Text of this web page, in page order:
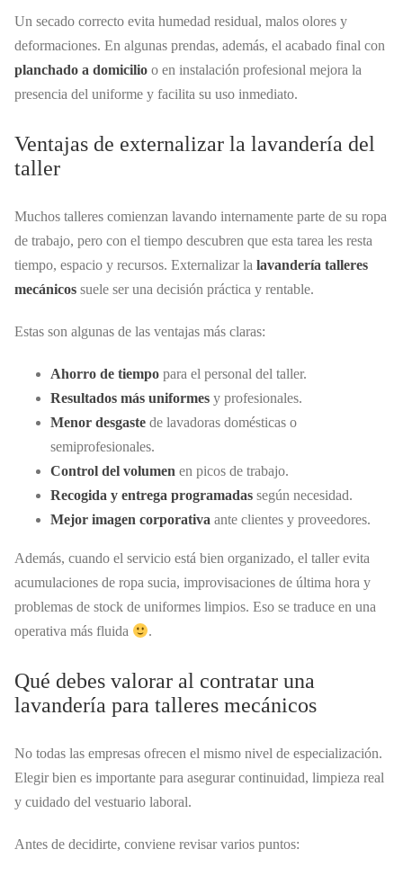
Un secado correcto evita humedad residual, malos olores y
deformaciones. En algunas prendas, además, el acabado final con
planchado a domicilio o en instalación profesional mejora la
presencia del uniforme y facilita su uso inmediato.
Ventajas de externalizar la lavandería del
taller
Muchos talleres comienzan lavando internamente parte de su ropa
de trabajo, pero con el tiempo descubren que esta tarea les resta
tiempo, espacio y recursos. Externalizar la lavandería talleres
mecánicos suele ser una decisión práctica y rentable.
Estas son algunas de las ventajas más claras:
Ahorro de tiempo para el personal del taller.
Resultados más uniformes y profesionales.
Menor desgaste de lavadoras domésticas o
semiprofesionales.
Control del volumen en picos de trabajo.
Recogida y entrega programadas según necesidad.
Mejor imagen corporativa ante clientes y proveedores.
Además, cuando el servicio está bien organizado, el taller evita
acumulaciones de ropa sucia, improvisaciones de última hora y
problemas de stock de uniformes limpios. Eso se traduce en una
operativa más fluida
.
Qué debes valorar al contratar una
lavandería para talleres mecánicos
No todas las empresas ofrecen el mismo nivel de especialización.
Elegir bien es importante para asegurar continuidad, limpieza real
y cuidado del vestuario laboral.
Antes de decidirte, conviene revisar varios puntos: